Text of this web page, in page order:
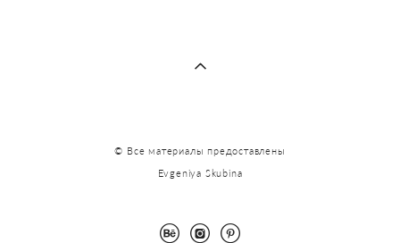
© Все материалы предоставлены
Evgeniya Skubina